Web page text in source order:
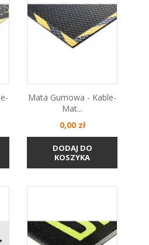
Mata Gumowa - Kable-
Mat...
Cena
0,00 zł
DODAJ DO
KOSZYKA